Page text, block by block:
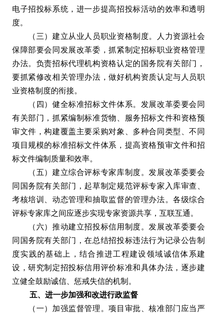
电子招投标系统，进一步提高招投标活动的效率和透明
度。
（三）建立从业人员职业资格制度。人力资源社会
保障部要会同发展改革委，抓紧制定招标职业资格管理
办法。负责招标代理机构资格认定的国务院有关部门，
要抓紧修改相关管理办法，做好机构资质认定与人员职
业资格制度的衔接。
（四）健全标准招标文件体系。发展改革委要会同
有关部门，抓紧编制标准货物、服务招标文件和资格预
审文件，构建覆盖主要采购对象、多种合同类型、不同
项目规模的标准招标文件体系，提高资格预审文件和招
标文件编制质量和效率。
（五）建立综合评标专家库制度。发展改革委要会
同国务院有关部门，起草制定规范评标专家入库审查、
考核培训、动态管理和抽取监督的管理办法。各级综合
评标专家库之间应逐步实现专家资源共享，互联互通。
（六）推动建立招投标信用制度。发展改革委要会
同国务院有关部门，在总结招投标违法行为记录公告制
度实践的基础上，结合推进工程建设领域诚信体系建
设，研究制定招投标信用评价标准和具体办法，逐步建
立健全鼓励诚信、惩戒失信的机制。
五、进一步加强和改进行政监督
（一）加强监督管理。项目审批、核准部门应当严